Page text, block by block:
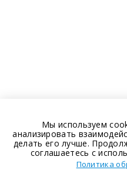
Мы используем
анализировать
делать его лучше.
соглашаетесь с
Политика